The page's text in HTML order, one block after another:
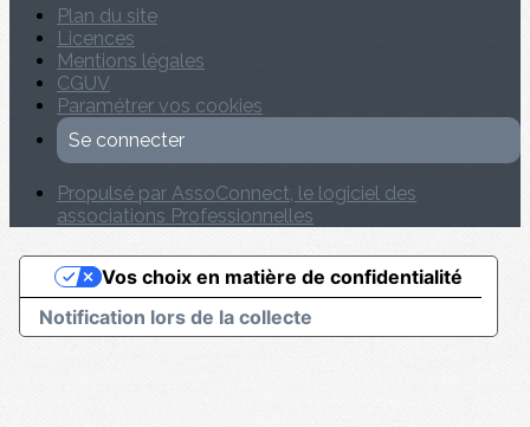
Plan du site
Licences
Mentions légales
CGUV
Paramétrer vos cookies
Se connecter
Propulsé par AssoConnect, le logiciel des
associations Professionnelles
Notification lors de la collecte
Vos choix en matière de confidentialité